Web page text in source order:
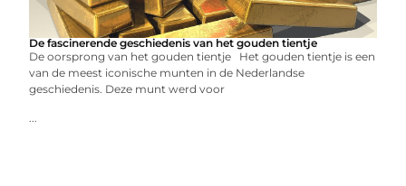
De fascinerende geschiedenis van het gouden tientje
De oorsprong van het gouden tientje Het gouden tientje is een
van de meest iconische munten in de Nederlandse
geschiedenis. Deze munt werd voor
...